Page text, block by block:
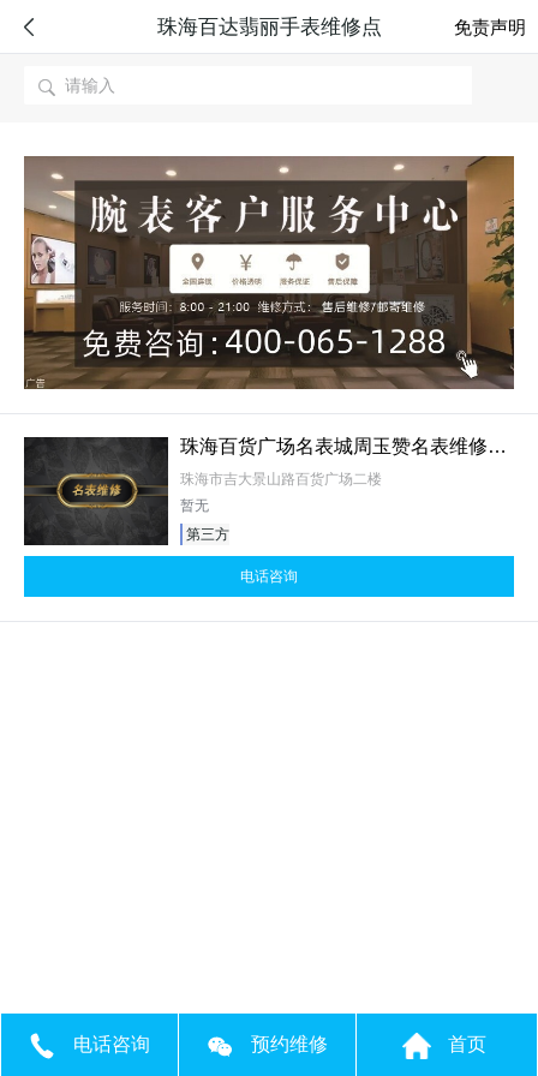
 珠海百达翡丽手表维修点 免责声明

珠海百货广场名表城周玉赞名表维修中心
珠海市吉大景山路百货广场二楼
暂无
第三方
电话咨询
电话咨询 预约维修 首页